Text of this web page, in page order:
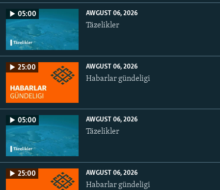
05:00 AWGUST 06, 2026
Täzelikler
25:00 AWGUST 06, 2026
Habarlar gündeligi
05:00 AWGUST 06, 2026
Täzelikler
25:00 AWGUST 06, 2026
Habarlar gündeligi